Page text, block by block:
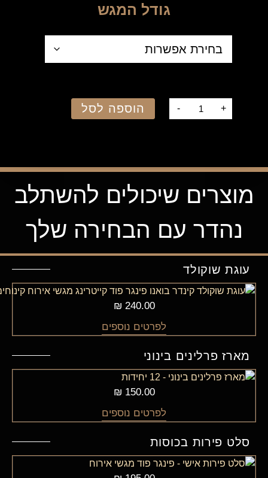
גודל המגש
- + הוספה לסל
מוצרים שיכולים להשתלב
נהדר עם הבחירה שלך
עוגת שוקולד
₪ 240.00
לפרטים נוספים
מארז פרלינים בינוני
₪ 150.00
לפרטים נוספים
סלט פירות בכוסות